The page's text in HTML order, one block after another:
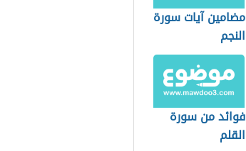
مضامين آيات سورة
النجم
فوائد من سورة
القلم